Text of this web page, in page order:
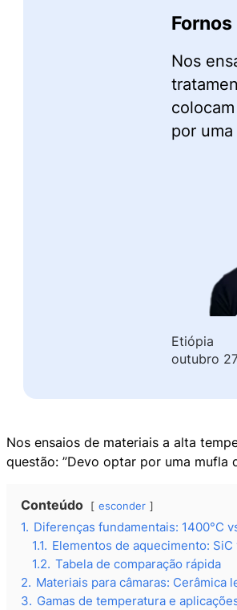
Nos
por
Etiópia
outubro
Nos ensaios de materiais a alta
questão: ”Devo optar por uma mufla
Conteúdo esconder
1. Diferenças fundamentais: 1400°C
1.1. Elementos de aquecimento: SiC
1.2. Tabela de comparação rápida
2. Materiais para câmaras: Cerâmica
3. Gamas de temperatura e